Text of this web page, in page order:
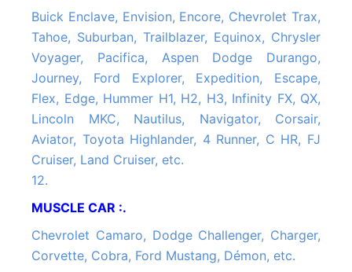
Buick Enclave, Envision, Encore, Chevrolet Trax,
Tahoe, Suburban, Trailblazer, Equinox, Chrysler
Voyager, Pacifica, Aspen Dodge Durango,
Journey, Ford Explorer, Expedition, Escape,
Flex, Edge, Hummer H1, H2, H3, Infinity FX, QX,
Lincoln MKC, Nautilus, Navigator, Corsair,
Aviator, Toyota Highlander, 4 Runner, C HR, FJ
Cruiser, Land Cruiser, etc.
12.
MUSCLE CAR :.
Chevrolet Camaro, Dodge Challenger, Charger,
Corvette, Cobra, Ford Mustang, Démon, etc.